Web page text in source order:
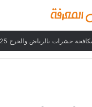
تحمل درجات الحرارة القصوى؟